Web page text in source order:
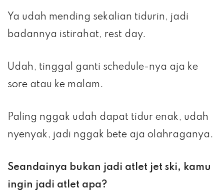
Ya udah mending sekalian tidurin, jadi
badannya istirahat, rest day.
Udah, tinggal ganti schedule-nya aja ke
sore atau ke malam.
Paling nggak udah dapat tidur enak, udah
nyenyak, jadi nggak bete aja olahraganya.
Seandainya bukan jadi atlet jet ski, kamu
ingin jadi atlet apa?